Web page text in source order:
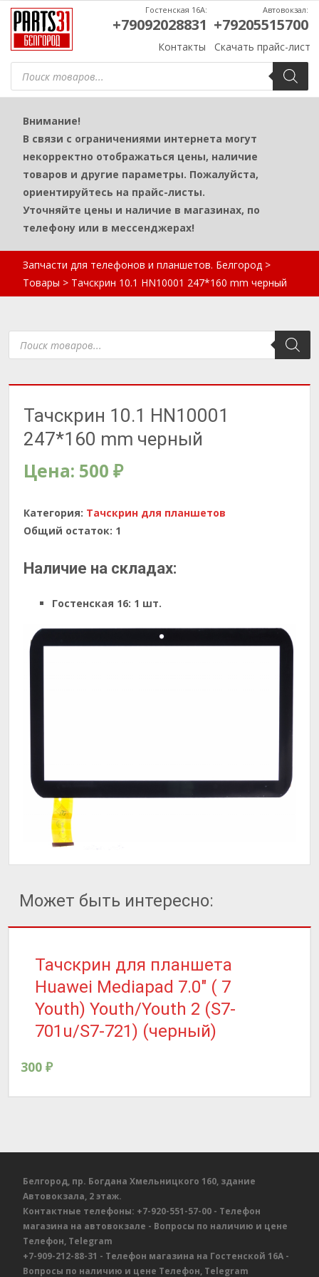
Поиск
товаров
Контакты Скачать прайс-лист
Гостенская 16А:
+79092028831
Автовокзал:
+79205515700
Внимание!
В связи с ограничениями интернета могут
некорректно отображаться цены, наличие
товаров и другие параметры. Пожалуйста,
ориентируйтесь на прайс-листы.
Уточняйте цены и наличие в магазинах, по
телефону или в мессенджерах!
Запчасти для телефонов и планшетов. Белгород >
Товары > Тачскрин 10.1 HN10001 247*160 mm черный
Поиск
товаров
Тачскрин 10.1 HN10001
247*160 mm черный
Цена: 500 ₽
Категория: Тачскрин для планшетов
Общий остаток: 1
Наличие на складах:
Гостенская 16: 1 шт.
Может быть интересно:
Тачскрин для планшета
Huawei Mediapad 7.0″ ( 7
Youth) Youth/Youth 2 (S7-
701u/S7-721) (черный)
300 ₽
Белгород, пр. Богдана Хмельницкого 160, здание
Автовокзала, 2 этаж.
Контактные телефоны: +7-920-551-57-00 - Телефон
магазина на автовокзале - Вопросы по наличию и цене
Телефон, Telegram
+7-909-212-88-31 - Телефон магазина на Гостенской 16А -
Вопросы по наличию и цене Телефон, Telegram